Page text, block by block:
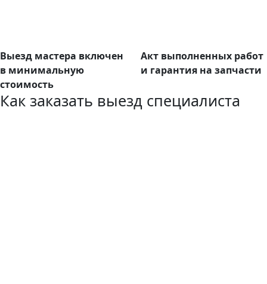
Выезд мастера включен
в минимальную
стоимость
Акт выполненных работ
и гарантия на запчасти
Как заказать выезд специалиста